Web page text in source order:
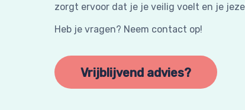
zorgt ervoor dat je je veilig voelt en je
Heb je vragen? Neem contact op!
Vrijblijvend advies?